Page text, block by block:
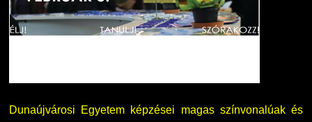
Nemzetközi Lehetőségek
Fordítási Szolgáltatások
Átjelentkezőknek
TDK/Tehetségnap
Dunaújvárosi Egyetem képzései magas színvonalúak és